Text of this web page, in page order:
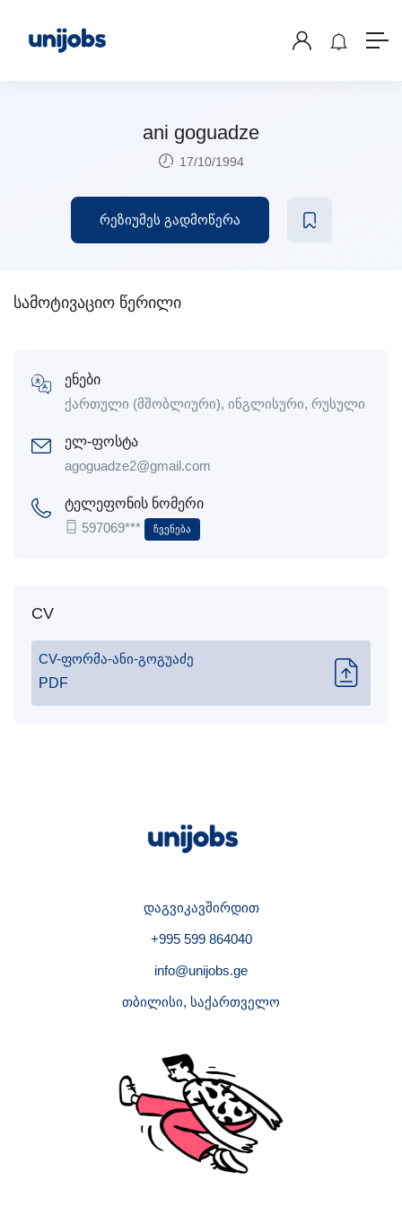
ani goguadze
17/10/1994
რეზიუმეს გადმოწერა
სამოტივაციო წერილი
ენები
ქართული (მშობლიური), ინგლისური, რუსული
ელ-ფოსტა
agoguadze2@gmail.com
ტელეფონის ნომერი
597069***
Ჩვენება
CV
CV-ფორმა-ანი-გოგუაძე
PDF
დაგვიკავშირდით
+995 599 864040
info@unijobs.ge
თბილისი, საქართველო